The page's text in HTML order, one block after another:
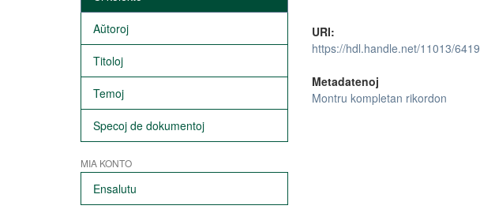
Aŭtoroj
Titoloj
Temoj
Specoj de dokumentoj
MIA KONTO
Ensalutu
URI:
https://hdl.handle.net/11013/6419
Metadatenoj
Montru kompletan rikordon